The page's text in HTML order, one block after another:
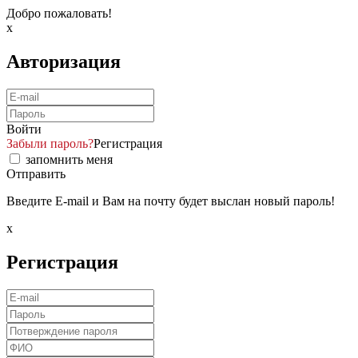
Добро пожаловать!
x
Авторизация
Войти
Забыли пароль?Регистрация
запомнить меня
Отправить
Введите E-mail и Вам на почту будет выслан новый пароль!
x
Регистрация